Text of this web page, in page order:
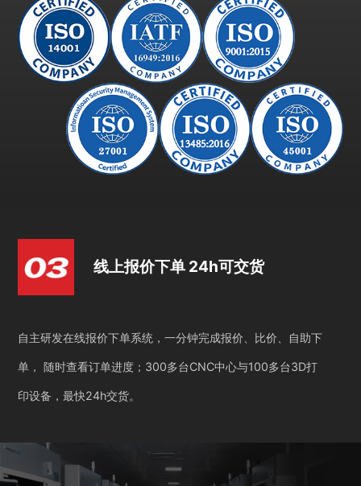
线上报价下单 24h可交货
自主研发在线报价下单系统，一分钟完成报价、比价、自助下
单， 随时查看订单进度；300多台CNC中心与100多台3D打
印设备，最快24h交货。